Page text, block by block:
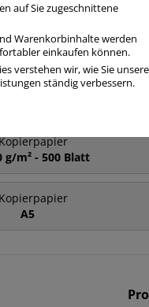
A4
g/m² - 500 Blatt
Kopierpapier
A5
auf Sie zugeschnittene
Warenkorbinhalte werden
einkaufen können.
verstehen wir, wie Sie
ständig verbessern.